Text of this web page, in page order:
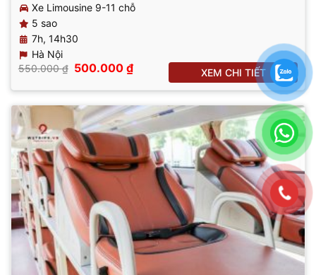
Xe Limousine 9-11 chỗ
5 sao
7h, 14h30
Hà Nội
550.000₫ Giá
là:
500.000 ₫Giá
hiện
tại
500.000 ₫.
XEM CHI TIẾT